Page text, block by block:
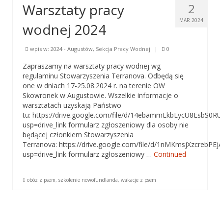
2
MAR 2024
Warsztaty pracy
wodnej 2024
wpis w: 2024 - Augustów, Sekcja Pracy Wodnej | 0
Zapraszamy na warsztaty pracy wodnej wg
regulaminu Stowarzyszenia Terranova. Odbędą się
one w dniach 17-25.08.2024 r. na terenie OW
Skowronek w Augustowie. Wszelkie informacje o
warsztatach uzyskają Państwo
tu: https://drive.google.com/file/d/
usp=drive_link formularz zgłoszeniowy dla osoby nie
będącej członkiem Stowarzyszenia
Terranova: https://drive.google.com/file/d/
usp=drive_link formularz zgłoszeniowy … Continued
obóz z psem, szkolenie nowofundlanda, wakacje z psem